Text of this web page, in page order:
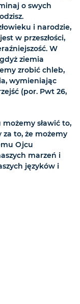
o swych
i narodzie,
w przeszłości,
W
ziemia
zrobić chleb,
wymieniając
(por. Pwt 26,
sławić to,
za to, że możemy
Ojcu
marzeń i
języków i